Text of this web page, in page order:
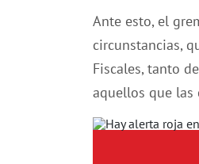
Ante esto, el
circunstancias,
Fiscales, tanto
aquellos que las